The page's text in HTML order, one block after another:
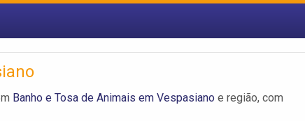
Banho e Tosa de Animais em Vespasiano e região, com